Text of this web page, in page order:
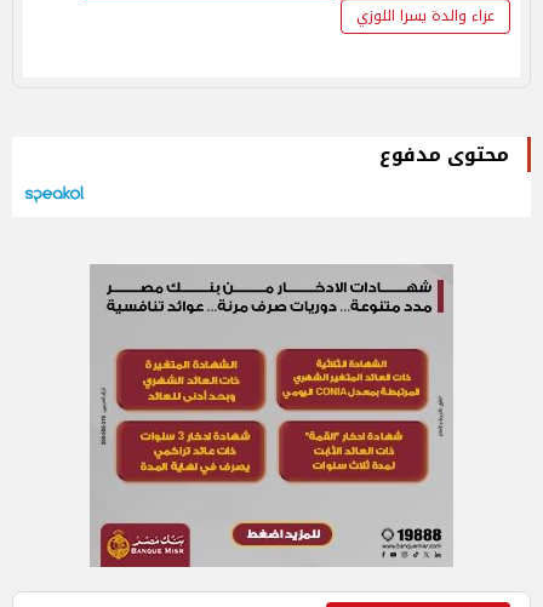
عزاء والدة يسرا اللوزي
محتوى مدفوع